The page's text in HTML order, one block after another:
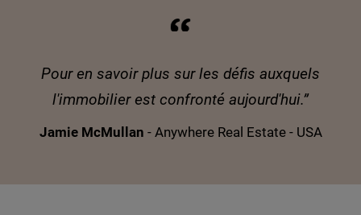
Pour en savoir plus sur les défis auxquels
l'immobilier est confronté aujourd'hui.”
Jamie McMullan - Anywhere Real Estate - USA